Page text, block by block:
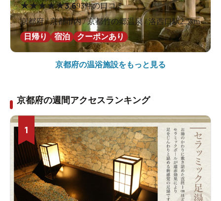
★★★★★3.693件の口コミ
京都府 / 京都市内 / 京都竹の郷温泉 / 洛西口駅2.5km
日帰り
宿泊 クーポンあり
京都府の温浴施設をもっと見る
京都府の週間アクセスランキング
1